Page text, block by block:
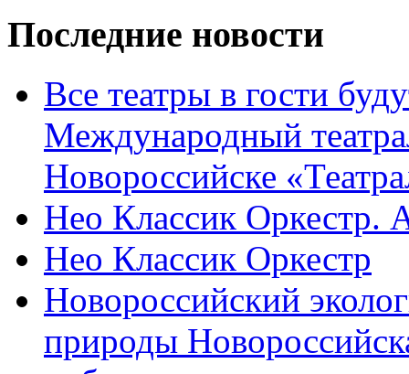
Последние новости
Все театры в гости
Международный
Новороссийске
Нео Классик Оркестр.
Нео Классик Оркестр
Новороссийский
природы